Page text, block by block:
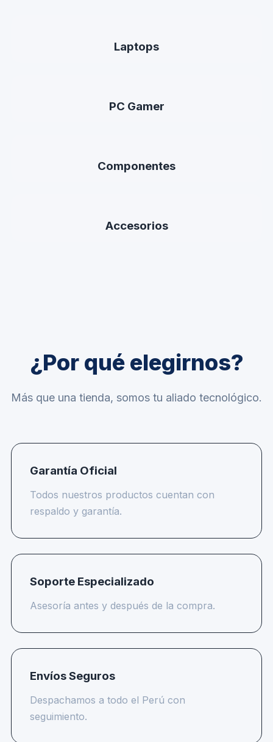
Laptops
PC Gamer
Componentes
Accesorios
¿Por qué elegirnos?
Más que una tienda, somos tu aliado tecnológico.
Garantía Oficial
Todos nuestros productos cuentan con
respaldo y garantía.
Soporte Especializado
Asesoría antes y después de la compra.
Envíos Seguros
Despachamos a todo el Perú con
seguimiento.